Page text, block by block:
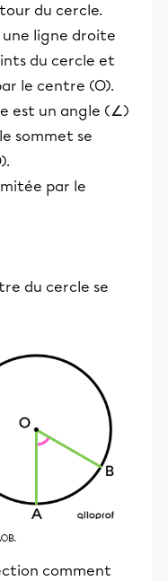
du cercle.
une ligne droite
du cercle et
le centre (O).
est un angle (∠)
sommet se
par le
du cercle se
comment